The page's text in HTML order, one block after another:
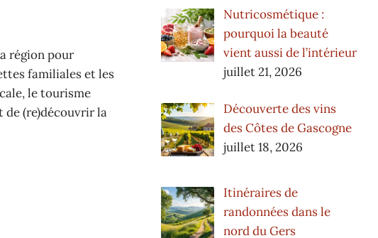
région pour
familiales et les
le tourisme
de (re)découvrir la
Nutricosmétique :
pourquoi la beauté
vient aussi de l’intérieur
juillet 21, 2026
Découverte des vins
des Côtes de Gascogne
juillet 18, 2026
Itinéraires de
randonnées dans le
nord du Gers